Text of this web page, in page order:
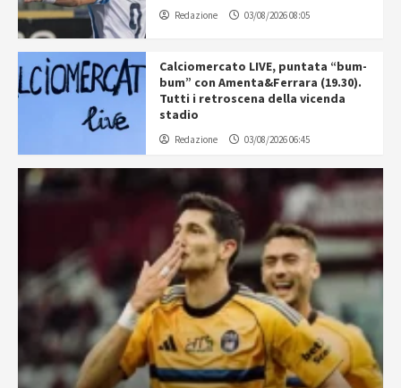
Redazione 03/08/2026 08:05
Calciomercato LIVE, puntata “bum-
bum” con Amenta&Ferrara (19.30).
Tutti i retroscena della vicenda
stadio
Redazione 03/08/2026 06:45